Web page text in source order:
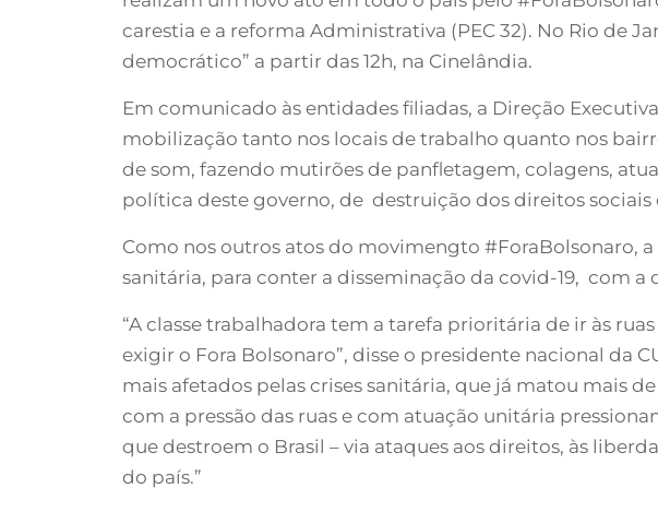
carestia e a reforma Administrativa (PEC 32). No Rio de
democrático” a partir das 12h, na Cinelândia.
Em comunicado às entidades filiadas, a Direção
mobilização tanto nos locais de trabalho quanto nos
de som, fazendo mutirões de panfletagem, colagens,
política deste governo, de destruição dos direitos sociais
Como nos outros atos do movimengto #ForaBolsonaro,
sanitária, para conter a disseminação da covid-19, com
“A classe trabalhadora tem a tarefa prioritária de ir às
exigir o Fora Bolsonaro”, disse o presidente nacional da
mais afetados pelas crises sanitária, que já matou mais
com a pressão das ruas e com atuação unitária
que destroem o Brasil – via ataques aos direitos, às
do país.”